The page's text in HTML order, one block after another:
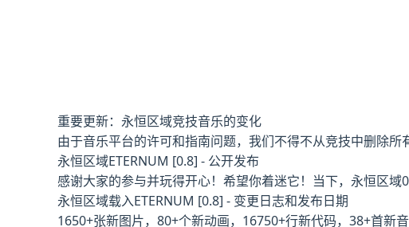
重要更新：永恒区域竞技音乐的变化
由于音乐平台的许可和指南问题，我们不得不从竞技中删除
永恒区域ETERNUM [0.8] - 公开发布
感谢大家的参与并玩得开心！希望你着迷它！当下，永恒区
永恒区域载入ETERNUM [0.8] - 变更日志和发布日期
1650+张新图片，80+个新动画，16750+行新代码，38+首新